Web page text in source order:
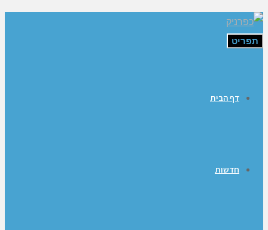
תפריט
דף הבית
חדשות